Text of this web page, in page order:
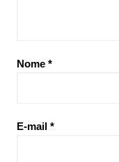
Nome *
E-mail *